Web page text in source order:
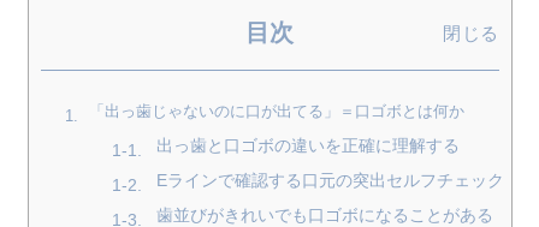
目次 閉じる
「出っ歯じゃないのに口が出てる」＝口ゴボとは何か
出っ歯と口ゴボの違いを正確に理解する
Eラインで確認する口元の突出セルフチェック
歯並びがきれいでも口ゴボになることがある